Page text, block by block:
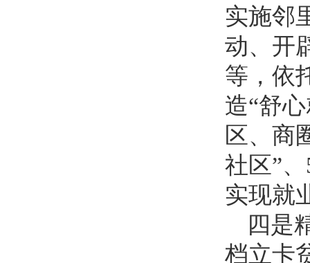
实施邻
动、开
等，依
造“舒
区、商
社区”
实现就
四是
档立卡